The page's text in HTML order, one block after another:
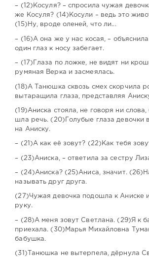
– (12)Косуля? – спросила чужая
же Косуля? (14)Косули – ведь это
(15)Ну, вроде оленей, что ли...
– (16)А она же у нас косая, –
один глаз к носу забегает.
– (17)Глаза по ложке, не видят ни
румяная Верка и засмеялась.
(18)А Танюшка сквозь смех скорчила
вытаращила глаза, представляя
(19)Аниска стояла, не говоря ни слова,
шла речь. (20)Голубые глаза девочки
на Аниску.
– (21)А как её зовут? (22)Как тебя
– (23)Аниска, – ответила за сестру
– (24)Аниска? (25)Аниса, значит.
называть друг друга.
(27)Чужая девочка подошла к Аниске
руку.
– (28)А меня зовут Светлана. (29)Я к
приехала. (30)Марья Михайловна
бабушка.
(31)Танюшка не вытерпела, дёрнула